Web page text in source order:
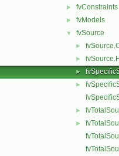
► fvConstraints
► fvModels
▼ fvSource
►
► fvSource.H
►
►
►
►